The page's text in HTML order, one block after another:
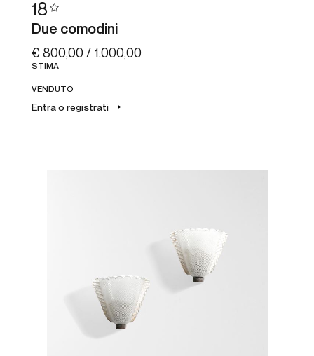
18
Due comodini
€ 800,00 / 1.000,00
STIMA
VENDUTO
Entra o registrati